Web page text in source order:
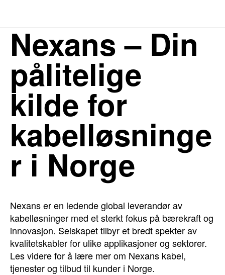
Nexans – Din
pålitelige
kilde for
kabelløsninge
r i Norge
Nexans er en ledende global leverandør av
kabelløsninger med et sterkt fokus på bærekraft og
innovasjon. Selskapet tilbyr et bredt spekter av
kvalitetskabler for ulike applikasjoner og sektorer.
Les videre for å lære mer om Nexans kabel,
tjenester og tilbud til kunder i Norge.